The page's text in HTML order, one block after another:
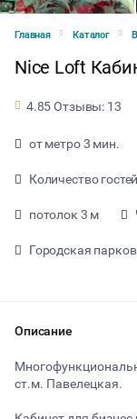
Главная Каталог
Nice Loft
4.85 Отзывы: 13
от метро 3 мин.
Количество
потолок 3 м
Городская
Описание
ст.м. Павелецкая.
от 900 ₽ за
Тип мероприятия